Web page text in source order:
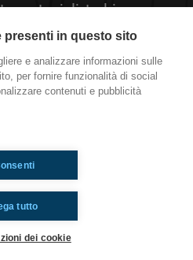
contro i disturbi
Restate con noi!
presenti in questo sito
e analizzare informazioni sulle
per fornire funzionalità di social
contenuti e pubblicità
tutto
dei cookie